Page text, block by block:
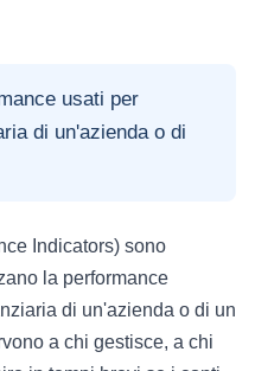
usati per
di un'azienda o di
Indicators) sono
la performance
di un'azienda o di un
a chi gestisce, a chi